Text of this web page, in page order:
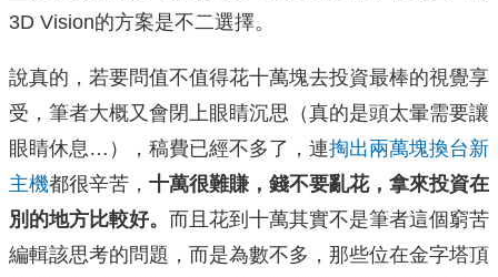
3D Vision的方案是不二選擇。
說真的，若要問值不值得花十萬塊去投資最棒的視覺享
受，筆者大概又會閉上眼睛沉思（真的是頭太暈需要讓
眼睛休息…），稿費已經不多了，連掏出兩萬塊換台新
主機都很辛苦， 十萬很難賺，錢不要亂花，拿來投資在
別的地方比較好。 而且花到十萬其實不是筆者這個窮苦
編輯該思考的問題，而是為數不多，那些位在金字塔頂